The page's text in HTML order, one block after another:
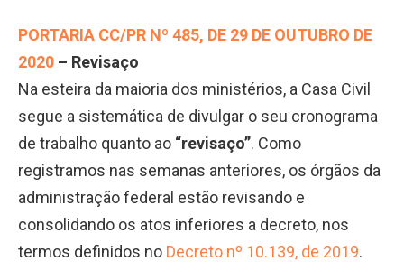
PORTARIA CC/PR Nº 485, DE 29 DE OUTUBRO DE
2020 – Revisaço
Na esteira da maioria dos ministérios, a Casa Civil
segue a sistemática de divulgar o seu cronograma
de trabalho quanto ao “revisaço”. Como
registramos nas semanas anteriores, os órgãos da
administração federal estão revisando e
consolidando os atos inferiores a decreto, nos
termos definidos no Decreto nº 10.139, de 2019.